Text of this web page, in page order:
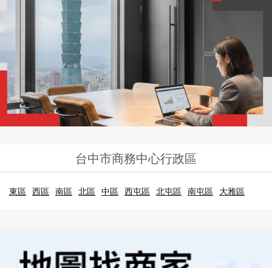
台中市商務中心行政區
東區 西區 南區 北區 中區 西屯區 北屯區 南屯區 大雅區